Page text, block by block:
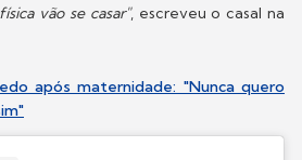
vão se casar", escreveu o casal na
após maternidade: "Nunca quero